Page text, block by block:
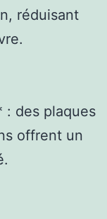
réduisant
des plaques
offrent un